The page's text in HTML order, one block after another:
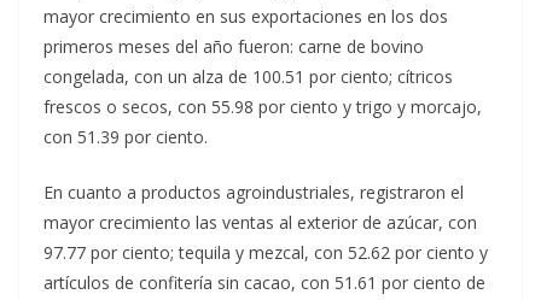
mayor crecimiento en sus exportaciones en los dos
primeros meses del año fueron: carne de bovino
congelada, con un alza de 100.51 por ciento; cítricos
frescos o secos, con 55.98 por ciento y trigo y morcajo,
con 51.39 por ciento.
En cuanto a productos agroindustriales, registraron el
mayor crecimiento las ventas al exterior de azúcar, con
97.77 por ciento; tequila y mezcal, con 52.62 por ciento y
artículos de confitería sin cacao, con 51.61 por ciento de